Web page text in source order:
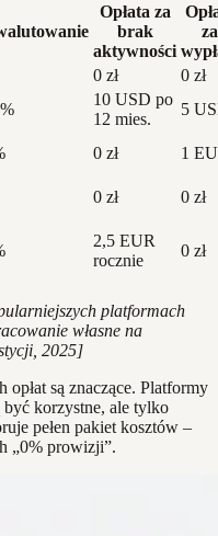
Opłata za
brak
aktywności
za
0 zł
0 zł
10 USD po
12 mies.
5
0 zł
1
0 zł 0 zł
2,5 EUR
rocznie
0 zł
platformach
własne na
2025]
są znaczące. Platformy
korzystne, ale tylko
pełen pakiet kosztów –
„0% prowizji”.